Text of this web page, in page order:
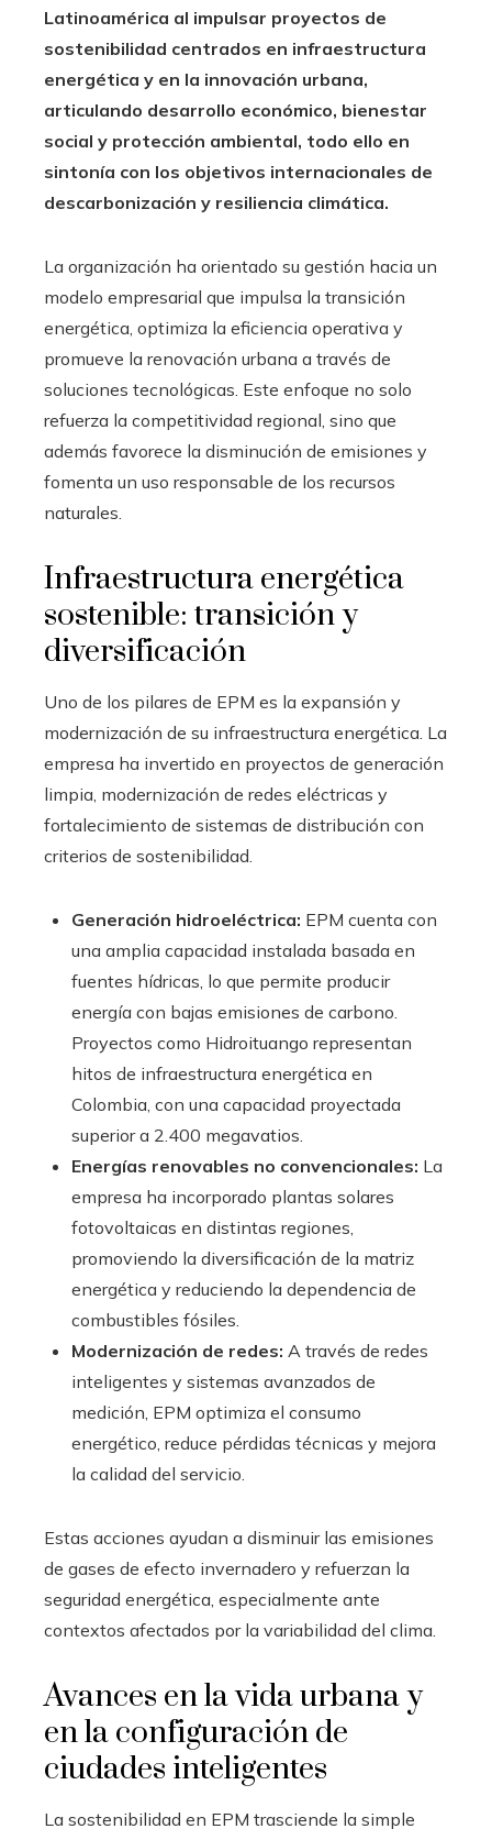
Latinoamérica al impulsar proyectos de
sostenibilidad centrados en infraestructura
energética y en la innovación urbana,
articulando desarrollo económico, bienestar
social y protección ambiental, todo ello en
sintonía con los objetivos internacionales de
descarbonización y resiliencia climática.
La organización ha orientado su gestión hacia un
modelo empresarial que impulsa la transición
energética, optimiza la eficiencia operativa y
promueve la renovación urbana a través de
soluciones tecnológicas. Este enfoque no solo
refuerza la competitividad regional, sino que
además favorece la disminución de emisiones y
fomenta un uso responsable de los recursos
naturales.
Infraestructura energética
sostenible: transición y
diversificación
Uno de los pilares de EPM es la expansión y
modernización de su infraestructura energética. La
empresa ha invertido en proyectos de generación
limpia, modernización de redes eléctricas y
fortalecimiento de sistemas de distribución con
criterios de sostenibilidad.
Generación hidroeléctrica: EPM cuenta con
una amplia capacidad instalada basada en
fuentes hídricas, lo que permite producir
energía con bajas emisiones de carbono.
Proyectos como Hidroituango representan
hitos de infraestructura energética en
Colombia, con una capacidad proyectada
superior a 2.400 megavatios.
Energías renovables no convencionales: La
empresa ha incorporado plantas solares
fotovoltaicas en distintas regiones,
promoviendo la diversificación de la matriz
energética y reduciendo la dependencia de
combustibles fósiles.
Modernización de redes: A través de redes
inteligentes y sistemas avanzados de
medición, EPM optimiza el consumo
energético, reduce pérdidas técnicas y mejora
la calidad del servicio.
Estas acciones ayudan a disminuir las emisiones
de gases de efecto invernadero y refuerzan la
seguridad energética, especialmente ante
contextos afectados por la variabilidad del clima.
Avances en la vida urbana y
en la configuración de
ciudades inteligentes
La sostenibilidad en EPM trasciende la simple